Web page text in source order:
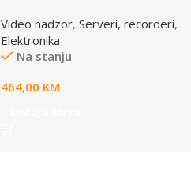
Video nadzor,Serveri, recorderi,
Elektronika
Na stanju
464,00 KM